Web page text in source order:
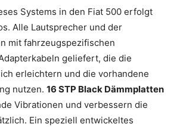
Systems in den Fiat 500 erfolgt
Alle Lautsprecher und der
mit fahrzeugspezifischen
geliefert, die die
erleichtern und die vorhandene
nutzen. 16 STP Black Dämmplatten
Vibrationen und verbessern die
Ein speziell entwickeltes